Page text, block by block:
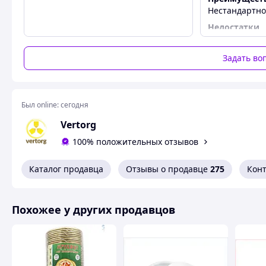
Недостатки
Не нашла
Задать
Был online:сегодня
Vertorg
100% положительных отзывов
Каталог продавца Отзывы о продавце 275
Похожее у других продавцов